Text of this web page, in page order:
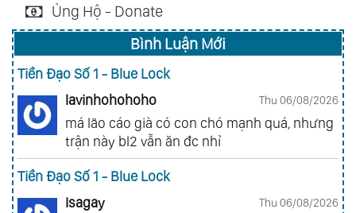
Ủng Hộ - Donate
Bình Luận Mới
Tiền Đạo Số 1 - Blue Lock
lavinhohohoho
Thu 06/08/2026
má lão cáo già có con chó mạnh quá, nhưng
trận này bl2 vẫn ăn đc nhỉ
Tiền Đạo Số 1 - Blue Lock
Isagay
Thu 06/08/2026